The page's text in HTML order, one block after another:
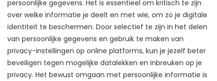
persoonlijke gegevens. Het is essentieel om kritisch te zijn
over welke informatie je deelt en met wie, om zo je digitale
identiteit te beschermen. Door selectief te zijn in het delen
van persoonlijke gegevens en gebruik te maken van
privacy-instellingen op online platforms, kun je jezelf beter
beveiligen tegen mogelijke datalekken en inbreuken op je
privacy. Het bewust omgaan met persoonlijke informatie is